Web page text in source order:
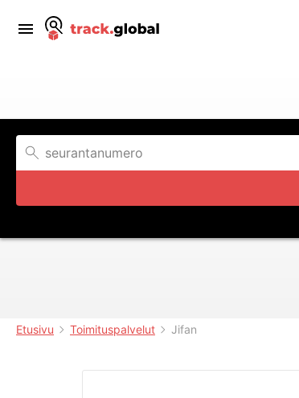
Etusivu Toimituspalvelut Jifan